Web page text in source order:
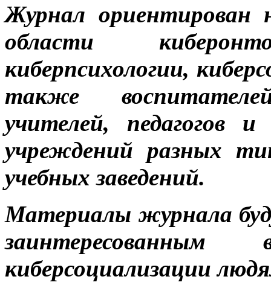
Журнал ориентирован
области
киберпсихологии,
также
учителей, педагогов и
учреждений разных
учебных заведений.
Материалы журнала
киберсоциализации